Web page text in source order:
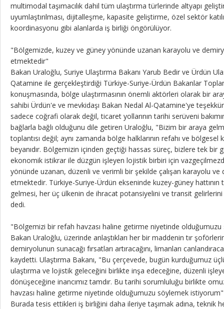
multimodal taşımacılık dahil tüm ulaştırma türlerinde altyapı
uyumlaştırılması, dijitalleşme, kapasite geliştirme, özel sektör
koordinasyonu gibi alanlarda iş birliği öngörülüyor.
"Bölgemizde, kuzey ve güney yönünde uzanan karayolu ve
etmektedir"
Bakan Uraloğlu, Suriye Ulaştırma Bakanı Yarub Bedir ve Ürdün
Qatamine ile gerçekleştirdiği Türkiye-Suriye-Ürdün Bakanlar
konuşmasında, bölge ulaştırmasının önemli aktörleri olarak bir
sahibi Ürdün'e ve mevkidaşı Bakan Nedal Al-Qatamine'ye
sadece coğrafi olarak değil, ticaret yollarının tarihi serüveni
bağlarla bağlı olduğunu dile getiren Uraloğlu, "Bizim bir araya
toplantısı değil; aynı zamanda bölge halklarının refahı ve
beyanıdır. Bölgemizin içinden geçtiği hassas süreç, bizlere tek bir
ekonomik istikrar ile düzgün işleyen lojistik birbiri için
yönünde uzanan, düzenli ve verimli bir şekilde çalışan karayolu
etmektedir. Türkiye-Suriye-Ürdün ekseninde kuzey-güney
gelmesi, her üç ülkenin de ihracat potansiyelini ve transit gelirlerini
dedi.
"Bölgemizi bir refah havzası haline getirme niyetinde
Bakan Uraloğlu, üzerinde anlaştıkları her bir maddenin tır
demiryolunun sunacağı fırsatları artıracağını, limanları
kaydetti. Ulaştırma Bakanı, "Bu çerçevede, bugün kurduğumuz
ulaştırma ve lojistik geleceğini birlikte inşa edeceğine, düzenli
dönüşeceğine inancımız tamdır. Bu tarihi sorumluluğu birlikte
havzası haline getirme niyetinde olduğumuzu söylemek
Burada tesis ettikleri iş birliğini daha ileriye taşımak adına, teknik